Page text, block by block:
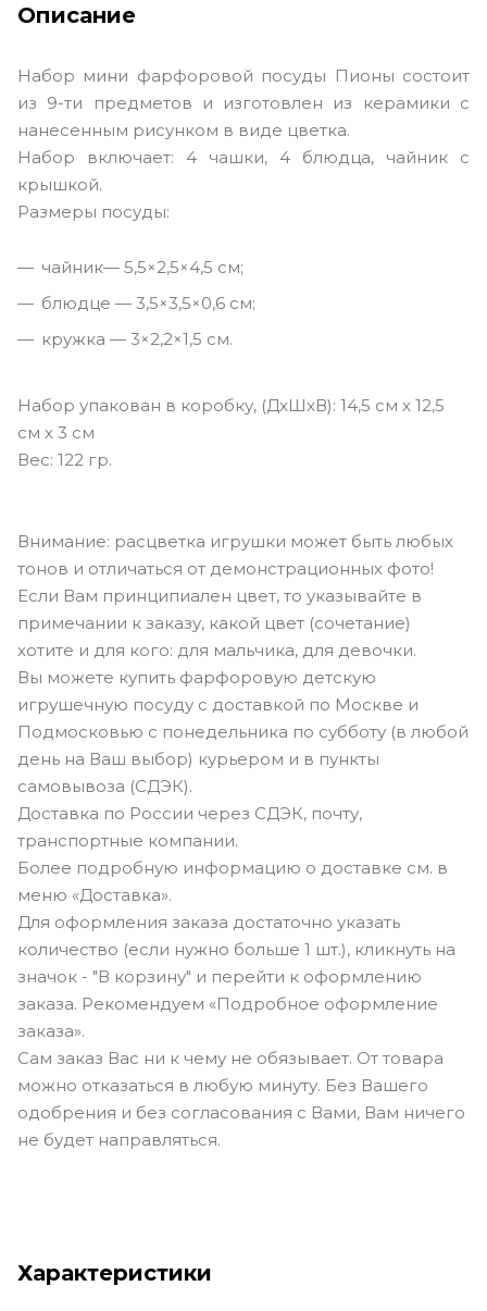
Описание
Набор мини фарфоровой посуды Пионы состоит
из 9-ти предметов и изготовлен из керамики с
нанесенным рисунком в виде цветка.
Набор включает: 4 чашки, 4 блюдца, чайник с
крышкой.
Размеры посуды:
чайник— 5,5×2,5×4,5 см;
блюдце — 3,5×3,5×0,6 см;
кружка — 3×2,2×1,5 см.
Набор упакован в коробку, (ДxШxВ): 14,5 см х 12,5
см х 3 см
Вес: 122 гр.
Внимание: расцветка игрушки может быть любых
тонов и отличаться от демонстрационных фото!
Если Вам принципиален цвет, то указывайте в
примечании к заказу, какой цвет (сочетание)
хотите и для кого: для мальчика, для девочки.
Вы можете купить фарфоровую детскую
игрушечную посуду с доставкой по Москве и
Подмосковью с понедельника по субботу (в любой
день на Ваш выбор) курьером и в пункты
самовывоза (СДЭК).
Доставка по России через СДЭК, почту,
транспортные компании.
Более подробную информацию о доставке см. в
меню «Доставка».
Для оформления заказа достаточно указать
количество (если нужно больше 1 шт.), кликнуть на
значок - "В корзину" и перейти к оформлению
заказа. Рекомендуем «Подробное оформление
заказа».
Сам заказ Вас ни к чему не обязывает. От товара
можно отказаться в любую минуту. Без Вашего
одобрения и без согласования с Вами, Вам ничего
не будет направляться.
Характеристики